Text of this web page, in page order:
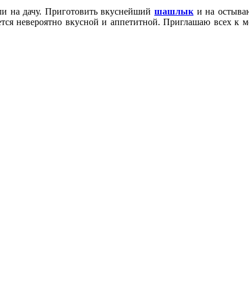
на дачу. Приготовить вкуснейший шашлык и на
невероятно вкусной и аппетитной. Приглашаю всех к